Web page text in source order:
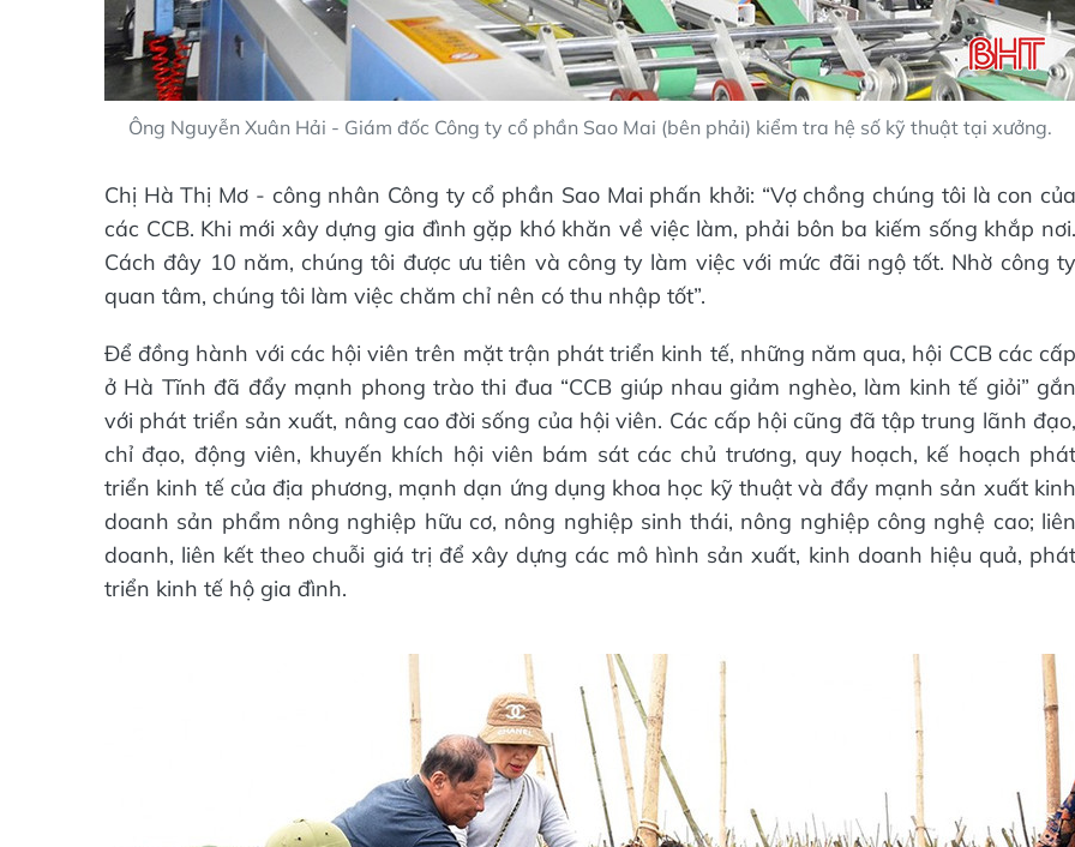
Ông Nguyễn Xuân Hải - Giám đốc Công ty cổ phần Sao Mai (bên phải) kiểm tra hệ số kỹ thuật tại xưởng.
Chị Hà Thị Mơ - công nhân Công ty cổ phần Sao Mai phấn khởi: “Vợ chồng chúng tôi là con của
các CCB. Khi mới xây dựng gia đình gặp khó khăn về việc làm, phải bôn ba kiếm sống khắp nơi.
Cách đây 10 năm, chúng tôi được ưu tiên và công ty làm việc với mức đãi ngộ tốt. Nhờ công ty
quan tâm, chúng tôi làm việc chăm chỉ nên có thu nhập tốt”.
Để đồng hành với các hội viên trên mặt trận phát triển kinh tế, những năm qua, hội CCB các cấp
ở Hà Tĩnh đã đẩy mạnh phong trào thi đua “CCB giúp nhau giảm nghèo, làm kinh tế giỏi” gắn
với phát triển sản xuất, nâng cao đời sống của hội viên. Các cấp hội cũng đã tập trung lãnh đạo,
chỉ đạo, động viên, khuyến khích hội viên bám sát các chủ trương, quy hoạch, kế hoạch phát
triển kinh tế của địa phương, mạnh dạn ứng dụng khoa học kỹ thuật và đẩy mạnh sản xuất kinh
doanh sản phẩm nông nghiệp hữu cơ, nông nghiệp sinh thái, nông nghiệp công nghệ cao; liên
doanh, liên kết theo chuỗi giá trị để xây dựng các mô hình sản xuất, kinh doanh hiệu quả, phát
triển kinh tế hộ gia đình.